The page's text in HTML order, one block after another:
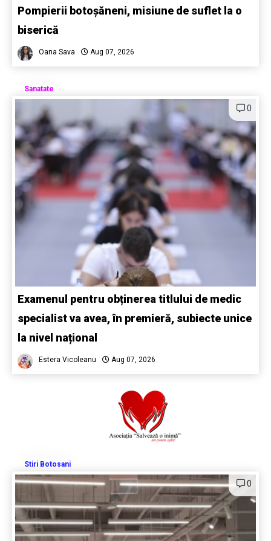
Pompierii botoșăneni, misiune de suflet la o
biserică
Oana Sava Aug 07, 2026
Sanatate
0
Examenul pentru obținerea titlului de medic
specialist va avea, în premieră, subiecte unice
la nivel național
Estera Vicoleanu Aug 07, 2026
Stiri Botosani
0